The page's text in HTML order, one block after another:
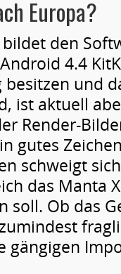
Europa?
den
4.4
und
ist aktuell
Render-
gutes
schweigt
das Manta
soll. Ob das
gängigen